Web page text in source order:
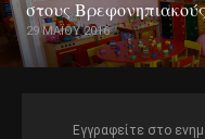
στους
29 ΜΑΪ́ΟΥ 2016
Εγγραφείτε στο